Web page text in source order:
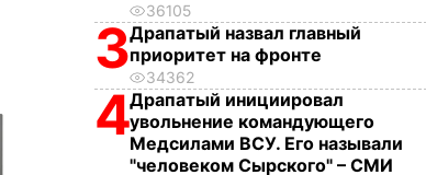
36105
3Драпатый назвал главный
приоритет на фронте
34362
4Драпатый инициировал
увольнение командующего
Медсилами ВСУ. Его называли
"человеком Сырского" – СМИ